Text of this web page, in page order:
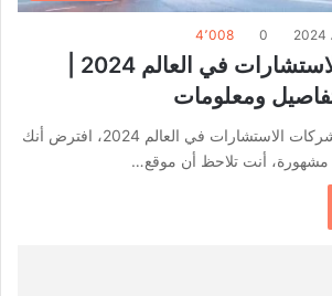
0 4٬008
تفاصيل ومعلومات
قبل التعريف بـ أفضل شركات الاستشارات في العالم 2024، افترض أنك
أنت تلاحظ أن موقع…